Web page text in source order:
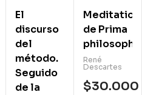
El
discurso
del
método.
Seguido
de la
de Prima
René
Descartes
$30.000